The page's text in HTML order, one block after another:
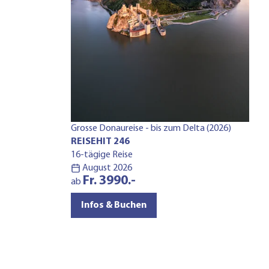
Grosse Donaureise - bis zum Delta (2026)
REISEHIT 246
16-tägige Reise
August 2026
ab Fr. 3990.-
Infos & Buchen